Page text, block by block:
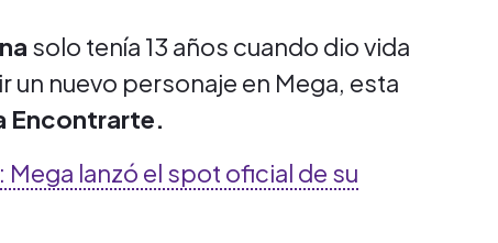
solo tenía 13 años cuando dio vida
un nuevo personaje en Mega, esta
Encontrarte.
lanzó el spot oficial de su